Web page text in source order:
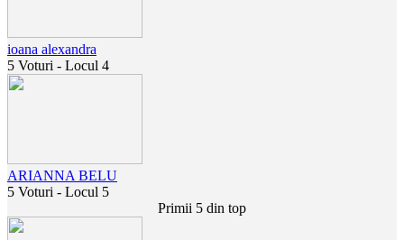
ioana alexandra
5 Voturi - Locul 4
ARIANNA BELU
5 Voturi - Locul 5
Primii 5 din top